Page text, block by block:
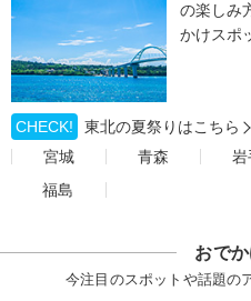
の楽しみ
かけスポ
CHECK!
東北の夏祭りはこちら
宮城
青森 岩
福島
おで
今注目のスポットや話題の